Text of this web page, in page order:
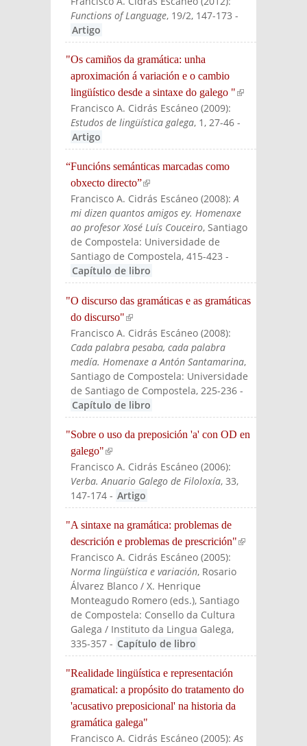
Functions of Language, 19/2, 147-173 -
Artigo
"Os camiños da gramática: unha
aproximación á variación e o cambio
lingüístico desde a sintaxe do galego "(link is
l)
Francisco A. Cidrás Escáneo (2009):
Estudos de lingüística galega, 1, 27-46 -
Artigo
“Funcións semánticas marcadas como
obxecto directo”(link is external)
Francisco A. Cidrás Escáneo (2008):A
mi dizen quantos amigos ey. Homenaxe
ao profesor Xosé Luís Couceiro, Santiago
de Compostela: Universidade de
Santiago de Compostela, 415-423 -
Capítulo de libro
"O discurso das gramáticas e as gramáticas
do discurso"(link is external)
Francisco A. Cidrás Escáneo (2008):
Cada palabra pesaba, cada palabra
medía. Homenaxe a Antón Santamarina,
Santiago de Compostela: Universidade
de Santiago de Compostela, 225-236 -
Capítulo de libro
"Sobre o uso da preposición 'a' con OD en
galego"(link is external)
Francisco A. Cidrás Escáneo (2006):
Verba. Anuario Galego de Filoloxía, 33,
147-174 - Artigo
"A sintaxe na gramática: problemas de
descrición e problemas de prescrición"(link is
Francisco A. Cidrás Escáneo (2005):
Norma lingüística e variación, Rosario
Álvarez Blanco / X. Henrique
Monteagudo Romero (eds.), Santiago
de Compostela: Consello da Cultura
Galega / Instituto da Lingua Galega,
335-357 - Capítulo de libro
"Realidade lingüística e representación
gramatical: a propósito do tratamento do
'acusativo preposicional' na historia da
gramática galega"
Francisco A. Cidrás Escáneo (2005):As